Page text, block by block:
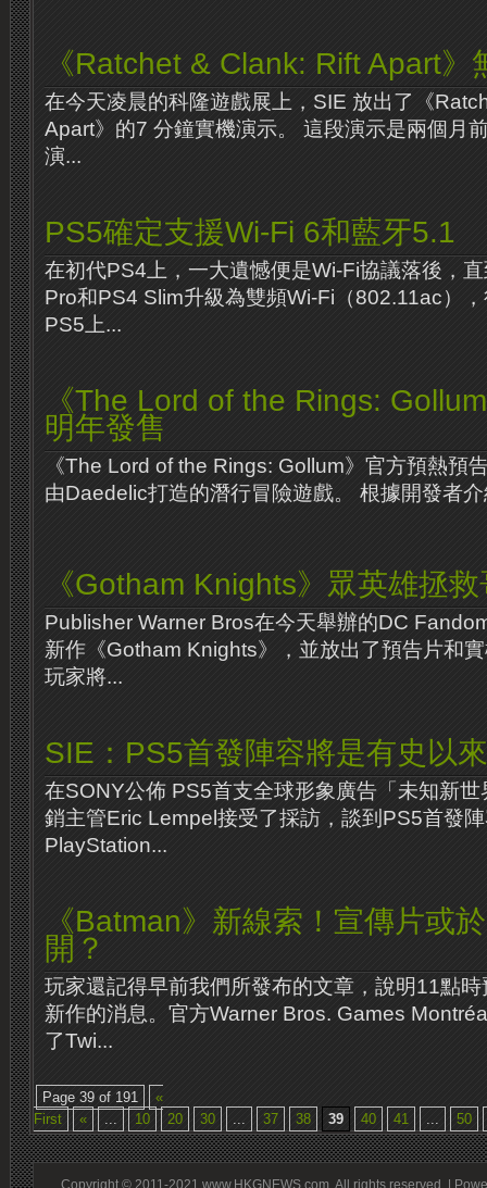
《Ratchet & Clank: Rift Apart》
在今天凌晨的科隆遊戲展上，SIE 放出了《
Apart》的7 分鐘實機演示。 這段演示是兩個月
演...
PS5確定支援Wi-Fi 6和藍牙5.1
在初代PS4上，一大遺憾便是Wi-Fi協議落後，
Pro和PS4 Slim升級為雙頻Wi-Fi（802.11ac）
PS5上...
《The Lord of the Rings:
明年發售
《The Lord of the Rings: Gollum》官方預熱預
由Daedelic打造的潛行冒險遊戲。 根據開發者
《Gotham Knights》眾英雄拯
Publisher Warner Bros在今天舉辦的DC
新作《Gotham Knights》，並放出了預告片和
玩家將...
SIE：PS5首發陣容將是有史以
在SONY公佈 PS5首支全球形象廣告「未知新
銷主管Eric Lempel接受了採訪，談到PS5首發
PlayStation...
《Batman》新線索！宣傳片或
開？
玩家還記得早前我們所發布的文章，說明11點
新作的消息。官方Warner Bros. Games
了Twi...
Page 39 of 191
«
First
« ... 10 20 30 ... 37 38 39 40 41 ... 50
Copyright © 2011-2021 www.HKGNEWS.com. All rights reserved. |